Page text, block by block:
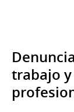
trabajo